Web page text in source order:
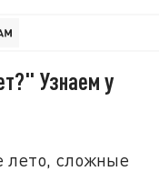
Узнаем у
лето, сложные